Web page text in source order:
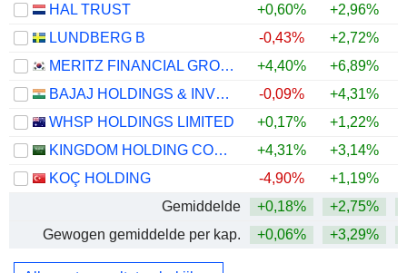
HAL TRUST
+0,60% +2,96%
LUNDBERG B
-0,43% +2,72%
MERITZ FINANCIAL GROUP INC.
+4,40% +6,89%
BAJAJ HOLDINGS & INVESTMENT LIMITED
-0,09% +4,31%
WHSP HOLDINGS LIMITED
+0,17% +1,22%
KINGDOM HOLDING COMPANY
+4,31% +3,14%
KOÇ HOLDING
-4,90% +1,19%
Gemiddelde
+0,18% +2,75%
Gewogen gemiddelde per kap.
+0,06% +3,29%